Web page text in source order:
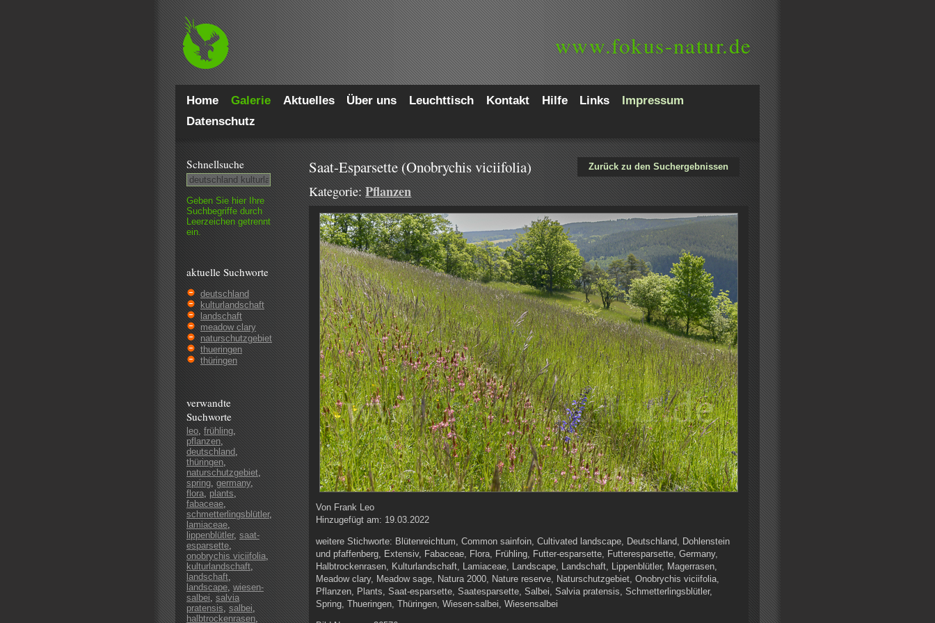
www.fokus-natur.de
Home Galerie Aktuelles Über uns Leuchttisch Kontakt Hilfe Links
Impressum
Datenschutz
Schnell­suche
Geben Sie hier Ihre
Such­begriffe durch
Leer­zeichen getrennt
ein.
aktuelle Suchworte
deutschland
kulturlandschaft
landschaft
meadow clary
naturschutzgebiet
thueringen
thüringen
verwandte
Suchworte
leo, frühling,
pflanzen,
deutschland,
thüringen,
naturschutzgebiet,
spring, germany,
flora, plants,
fabaceae,
schmetterlingsblütler,
lamiaceae,
lippenblütler, saat-
esparsette,
onobrychis viciifolia,
kulturlandschaft,
landschaft,
landscape, wiesen-
salbei, salvia
pratensis, salbei,
halbtrockenrasen,
Zurück zu den Suchergebnissen
Saat-Esparsette (Onobrychis viciifolia)
Kategorie:Pflanzen
Von Frank Leo
Hinzugefügt am: 19.03.2022
weitere Stichworte: Blütenreichtum, Common sainfoin, Cultivated landscape, Deutschland, Dohlenstein
und pfaffenberg, Extensiv, Fabaceae, Flora, Frühling, Futter-esparsette, Futteresparsette, Germany,
Halbtrockenrasen, Kulturlandschaft, Lamiaceae, Landscape, Landschaft, Lippenblütler, Magerrasen,
Meadow clary, Meadow sage, Natura 2000, Nature reserve, Naturschutzgebiet, Onobrychis viciifolia,
Pflanzen, Plants, Saat-esparsette, Saatesparsette, Salbei, Salvia pratensis, Schmetterlingsblütler,
Spring, Thueringen, Thüringen, Wiesen-salbei, Wiesensalbei